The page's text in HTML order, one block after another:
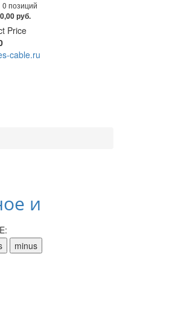
0 позиций
0,00 руб.
Price
cable.ru
и